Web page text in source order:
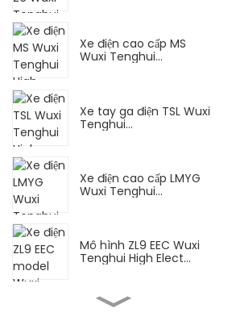
Xe điện cao cấp MS
Wuxi Tenghui...
Xe tay ga điện TSL Wuxi
Tenghui...
Xe điện cao cấp LMYG
Wuxi Tenghui...
Mô hình ZL9 EEC Wuxi
Tenghui High Elect...
Xe máy điện cao cấp FY